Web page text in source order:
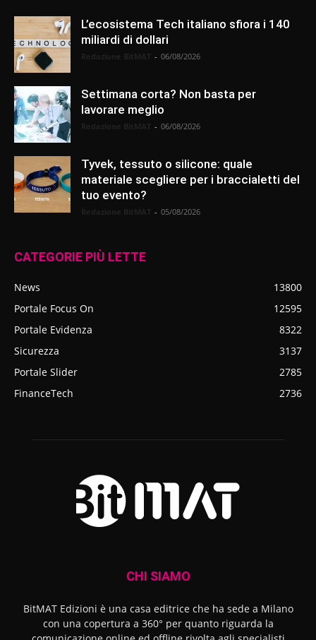
L’ecosistema Tech italiano sfiora i 140
miliardi di dollari
- 06/08/2026
Settimana corta? Non basta per
lavorare meglio
- 06/08/2026
Tyvek, tessuto o silicone: quale
materiale scegliere per i braccialetti del
tuo evento?
- 05/08/2026
CATEGORIE PIÙ LETTE
News
13800
Portale Focus On
12595
Portale Evidenza
8322
Sicurezza
3137
Portale Slider
2785
FinanceTech
2736
CHI SIAMO
BitMAT Edizioni è una casa editrice che ha sede a Milano
con una copertura a 360° per quanto riguarda la